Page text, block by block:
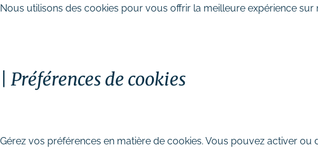
Nous utilisons des cookies pour vous offrir la meilleure expérience
Préférences de cookies
Gérez vos préférences en matière de cookies. Vous pouvez activer